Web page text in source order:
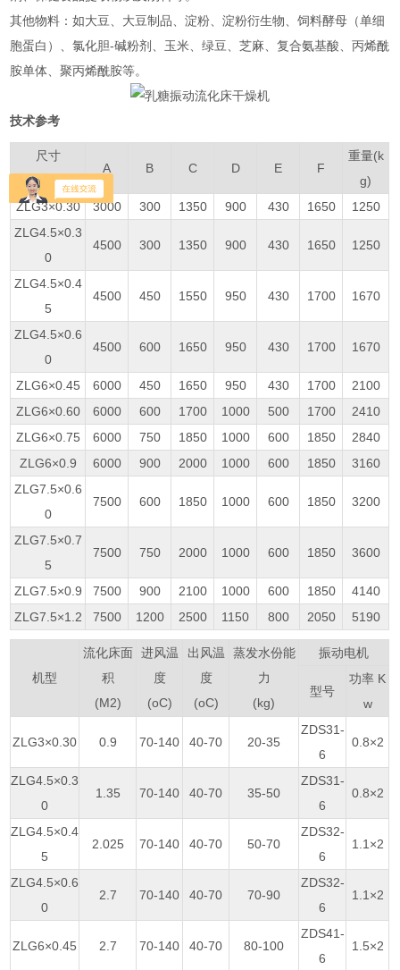
‌其他物料‌：如大豆、大豆制品、淀粉、淀粉衍生物、饲料酵母（单细
胞蛋白）、氯化胆-碱粉剂、玉米、绿豆、芝麻、复合氨基酸、丙烯酰
胺单体、聚丙烯酰胺等‌。
技术参考
尺寸
型号
A B C D E F
重量(k
g)
ZLG3×0.30
3000 300 1350 900 430 1650
1250
ZLG4.5×0.3
0
4500 300 1350 900 430 1650 1250
ZLG4.5×0.4
5
4500 450 1550 950 430 1700 1670
ZLG4.5×0.6
0
4500 600 1650 950 430 1700 1670
ZLG6×0.45 6000 450 1650 950 430 1700
2100
ZLG6×0.60
6000 600 1700 1000 500 1700
2410
ZLG6×0.75
6000 750 1850 1000 600 1850
2840
ZLG6×0.9
6000 900 2000 1000 600 1850
3160
ZLG7.5×0.6
0
7500 600 1850 1000 600 1850 3200
ZLG7.5×0.7
5
7500 750 2000 1000 600 1850 3600
ZLG7.5×0.9 7500 900 2100 1000 600 1850
4140
ZLG7.5×1.2
7500 1200 2500 1150 800 2050 5190
机型
流化床面
积
(M2)
进风温
度
(oC)
出风温
度
(oC)
蒸发水份能
力
(kg)
振动电机
型号
功率 K
w
ZLG3×0.30 0.9 70-140 40-70 20-35
ZDS31-
6
0.8×2
ZLG4.5×0.3
0
1.35 70-140 40-70 35-50
ZDS31-
6
0.8×2
ZLG4.5×0.4
5
2.025 70-140 40-70 50-70
ZDS32-
6
1.1×2
ZLG4.5×0.6
0
2.7 70-140 40-70 70-90
ZDS32-
6
1.1×2
ZLG6×0.45 2.7 70-140 40-70 80-100
ZDS41-
6
1.5×2